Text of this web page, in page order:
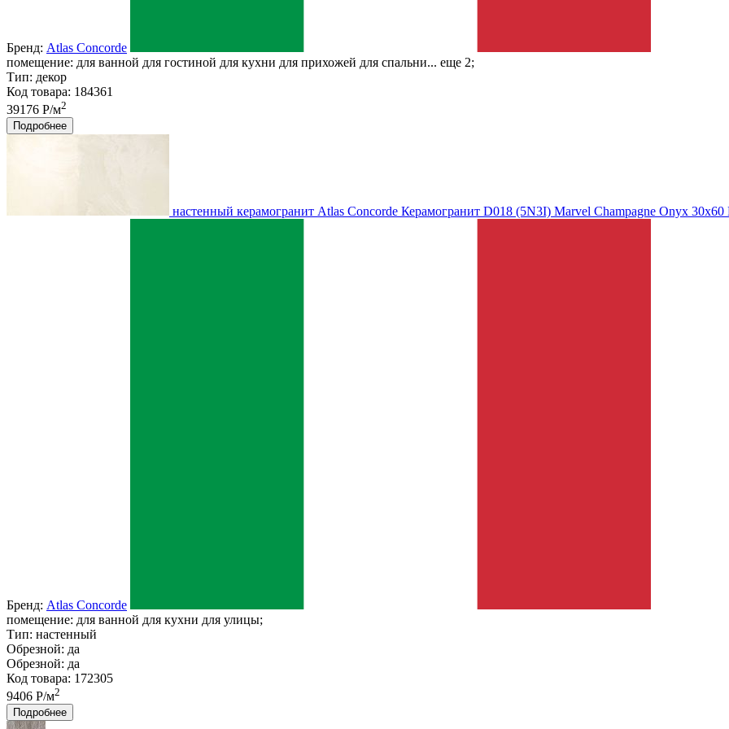
Бренд: Atlas Concorde
помещение: для ванной для гостиной для кухни для прихожей для спальни... еще 2;
Тип: декор
Код товара: 184361
39176 Р/м2
Подробнее
настенный керамогранит Atlas Concorde Керамогранит D018 (5N3I) Marvel Champagne Onyx 30x60
Бренд: Atlas Concorde
помещение: для ванной для кухни для улицы;
Тип: настенный
Обрезной: да
Обрезной: да
Код товара: 172305
9406 Р/м2
Подробнее